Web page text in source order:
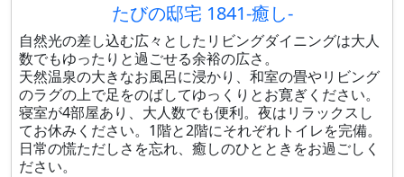
たびの邸宅 1841-癒し-
自然光の差し込む広々としたリビングダイニングは大人
数でもゆったりと過ごせる余裕の広さ。
天然温泉の大きなお風呂に浸かり、和室の畳やリビング
のラグの上で足をのばしてゆっくりとお寛ぎください。
寝室が4部屋あり、大人数でも便利。夜はリラックスし
てお休みください。1階と2階にそれぞれトイレを完備。
日常の慌ただしさを忘れ、癒しのひとときをお過ごしく
ださい。